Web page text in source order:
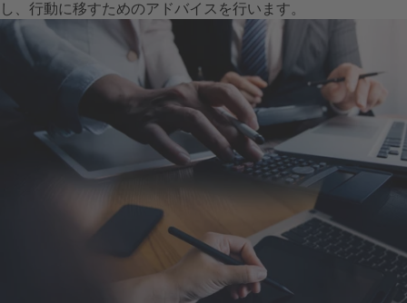
し、行動に移すためのアドバイスを行います。